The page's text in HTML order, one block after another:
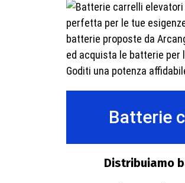
perfetta per le tue
batterie proposte da
ed acquista le batterie
Goditi una potenza
Batterie
Distribuiamo